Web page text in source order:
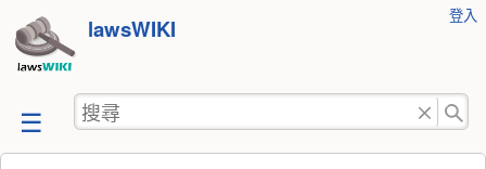
跳
至
容
lawsWIKI
工
登入
搜
尋